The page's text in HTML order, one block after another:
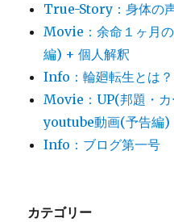
True-Story：身体の
Movie：余命１ヶ月
編) + 個人解釈
Info：輪廻転生とは？
Movie：UP(邦題・
youtube動画(予告編)
Info：ブログ第一号
カテゴリー